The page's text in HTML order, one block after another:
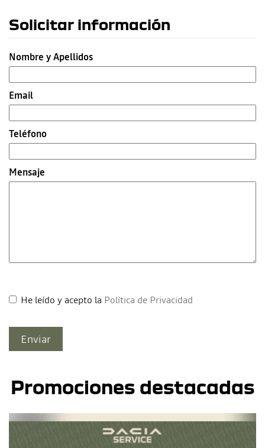
Solicitar información
Nombre y Apellidos
Email
Teléfono
Mensaje
He leído y acepto la Política de Privacidad
Promociones destacadas